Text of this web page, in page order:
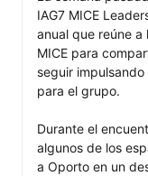
IAG7 MICE
anual que reúne a
MICE para
seguir
para el grupo.
Durante el
algunos de los
a Oporto en un